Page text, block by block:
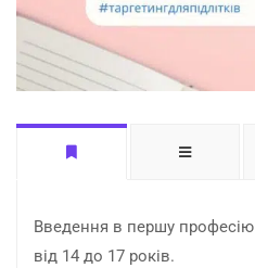
Введення в першу професію
від 14 до 17 років.